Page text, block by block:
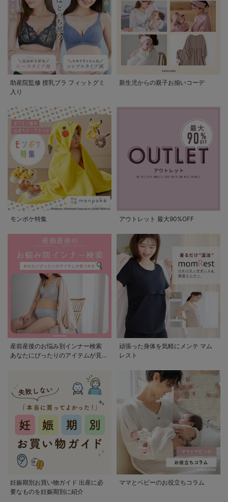
助産院監修 授乳ブラ フィットグミ
入り
新生児からの親子お揃いコーデ
モンポケ特集 アウトレット 最大90%OFF
産前産後のお悩み別インナー検索
あなたにぴったりのアイテムが見つ
頑張った身体を気軽にメンテ マム
レスト
妊娠期別お買い物ガイド 出産に必
要なものを妊娠期別に紹介
ママとベビーのお役立ちコラム